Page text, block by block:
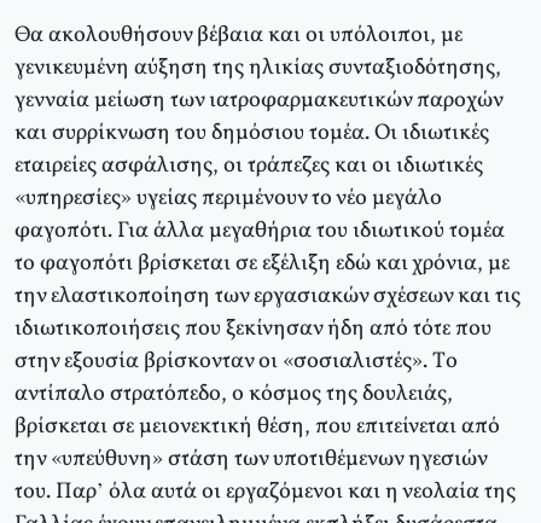
Θα ακολουθήσουν βέβαια και οι υπόλοιποι, με
γενικευμένη αύξηση της ηλικίας συνταξιοδότησης,
γενναία μείωση των ιατροφαρμακευτικών παροχών
και συρρίκνωση του δημόσιου τομέα. Oι ιδιωτικές
εταιρείες ασφάλισης, οι τράπεζες και οι ιδιωτικές
«υπηρεσίες» υγείας περιμένουν το νέο μεγάλο
φαγοπότι. Για άλλα μεγαθήρια του ιδιωτικού τομέα
το φαγοπότι βρίσκεται σε εξέλιξη εδώ και χρόνια, με
την ελαστικοποίηση των εργασιακών σχέσεων και τις
ιδιωτικοποιήσεις που ξεκίνησαν ήδη από τότε που
στην εξουσία βρίσκονταν οι «σοσιαλιστές». Tο
αντίπαλο στρατόπεδο, ο κόσμος της δουλειάς,
βρίσκεται σε μειονεκτική θέση, που επιτείνεται από
την «υπεύθυνη» στάση των υποτιθέμενων ηγεσιών
του. Παρ’ όλα αυτά οι εργαζόμενοι και η νεολαία της